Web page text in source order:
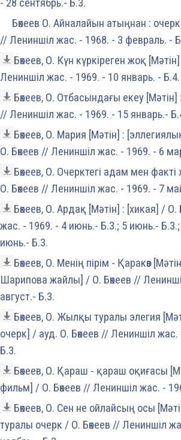
- 28 сентябрь.- Б.3.
Бөкеев О. Айналайын атыңнан :
// Лениншіл жас. - 1968. - 3 февраль. -
Бөкеев, О. Күн күркіреген жоқ
Лениншіл жас. - 1969. - 10 январь. - Б.4.
Бөкеев, О. Отбасындағы екеу [Мәтін]
// Лениншіл жас. - 1969. - 15 январь.-
Бөкеев, О. Мария [Мәтін] :
О. Бөкеев // Лениншіл жас. - 1969. - 6
Бөкеев, О. Очерктегі адам мен
О. Бөкеев // Лениншіл жас. - 1969. - 7
Бөкеев, О. Ардақ [Мәтін] : [хикая] / О.
жас. - 1969. - 4 июнь.- Б.3.; 5 июнь.-
июнь.- Б.3.
Бөкеев, О. Менің пірім - Қаракөз
Шарипова жайлы] / О. Бөкеев //
август.- Б.3.
Бөкеев, О. Жылқы туралы элегия
очерк] / ауд. О. Бөкеев // Лениншіл жас.
Б.3.
Бөкеев, О. Қараш - қараш оқиғасы
фильм] / О. Бөкеев // Лениншіл жас. -
Бөкеев, О. Сен не ойлайсың осы
туралы очерк / О. Бөкеев // Лениншіл